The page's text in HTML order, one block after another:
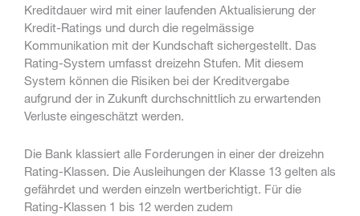
Kreditdauer wird mit einer laufenden Aktualisierung der
Kredit-Ratings und durch die regelmässige
Kommunikation mit der Kundschaft sichergestellt. Das
Rating-System umfasst dreizehn Stufen. Mit diesem
System können die Risiken bei der Kreditvergabe
aufgrund der in Zukunft durchschnittlich zu erwartenden
Verluste eingeschätzt werden.
Die Bank klassiert alle Forderungen in einer der dreizehn
Rating-Klassen. Die Ausleihungen der Klasse 13 gelten als
gefährdet und werden einzeln wertberichtigt. Für die
Rating-Klassen 1 bis 12 werden zudem